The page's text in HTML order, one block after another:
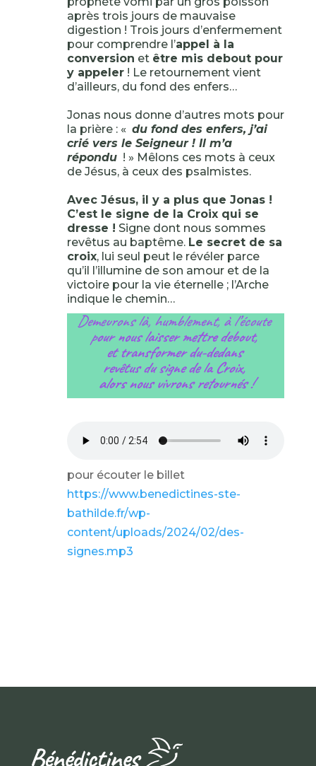
après trois jours de mauvaise
digestion ! Trois jours d’enfermement
pour comprendre l’appel à la
conversion et être mis debout pour
y appeler! Le retournement vient
d’ailleurs, du fond des enfers…
Jonas nous donne d’autres mots pour
la prière : « du fond des enfers, j’ai
crié vers le Seigneur ! Il m’a
répondu ! » Mêlons ces mots à ceux
de Jésus, à ceux des psalmistes.
Avec Jésus, il y a plus que Jonas !
C’est le signe de la Croix qui se
dresse ! Signe dont nous sommes
revêtus au baptême. Le secret de sa
croix, lui seul peut le révéler parce
qu’il l’illumine de son amour et de la
victoire pour la vie éternelle ; l’Arche
indique le chemin…
Demeurons là, humblement, à l’écoute
pour nous laisser mettre debout,
et transformer du-dedans
revêtus du signe de la Croix,
alors nous vivrons retournés !
pour écouter le billet
https://www.benedictines-ste-
bathilde.fr/wp-
content/uploads/2024/02/des-
signes.mp3